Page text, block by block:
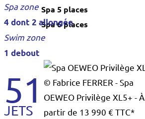
Spa 5 places
Spa 6 places
© Fabrice FERRER - Spa
OEWEO Privilège XL5+ - À
partir de 13 990 € TTC*
Spa zone
4 dont 2 allongée
Swim zone
1 debout
51
JETS